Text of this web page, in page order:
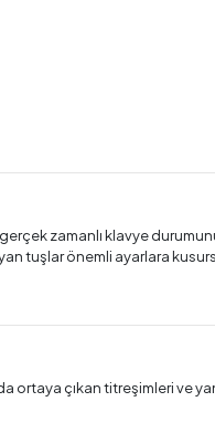
zamanlı klavye
tuşlar önemli ayarlara
çıkan titreşimleri ve